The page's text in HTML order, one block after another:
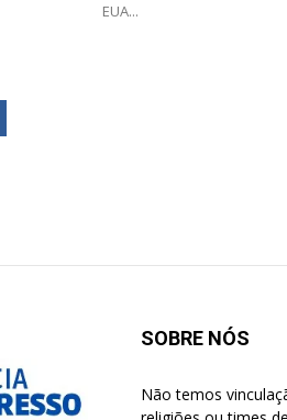
EUA...
SOBRE NÓS
Não temos